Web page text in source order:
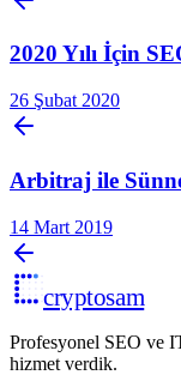
2020 Yılı İçin
26 Şubat 2020
Arbitraj ile
14 Mart 2019
cryptosam
Profesyonel SEO ve
hizmet verdik.